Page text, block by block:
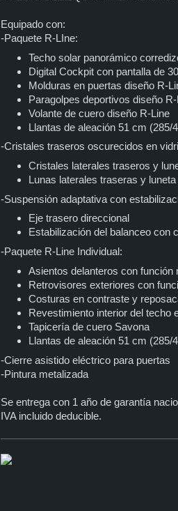
Equipado con:
-Paquete R-LIne:
Techo solar panorámico
Digital Cockpit con pantalla de
Molduras en puertas diseño R-
Paragolpes deportivos diseño
Volante de cuero diseño R-Line
Llantas de aleación 51 cm (285/
-Cristales traseros oscurecidos en
Cristales laterales traseros y
Lunas laterales traseras y
-Suspensión adaptativa con
Eje trasero direccional
Estabilización del balanceo con
-Paquete R-Line Individual:
Asientos delanteros con función
Retrovisores exteriores con
Costuras en contraste y
Revestimiento interior del techo
Tapicería de cuero Savona
Llantas de aleación 51 cm (285/
-Cierre asistido eléctrico para puertas
-Pintura metalizada
Se entrega con 1 año de garantía
IVA incluido deducible.